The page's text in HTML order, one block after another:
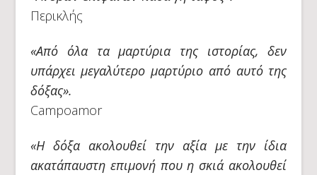
Περικλής
«Από όλα τα μαρτύρια της ιστορίας, δεν
υπάρχει μεγαλύτερο μαρτύριο από αυτό της
δόξας».
Campoamor
«Η δόξα ακολουθεί την αξία με την ίδια
ακατάπαυστη επιμονή που η σκιά ακολουθεί